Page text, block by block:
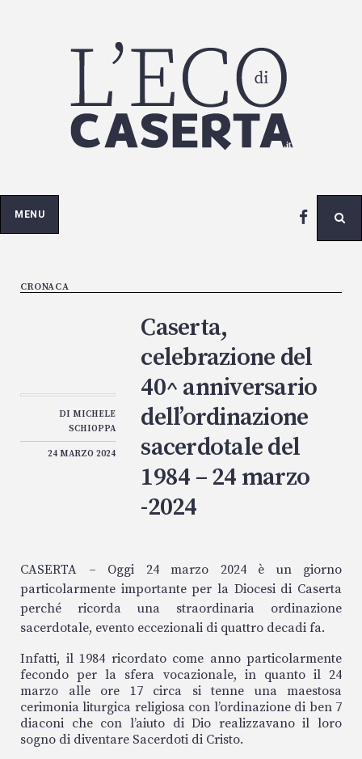
MENU
CRONACA
DIMICHELE
SCHIOPPA
24 MARZO 2024
Caserta,
celebrazione del
40^ anniversario
dell’ordinazione
sacerdotale del
1984 – 24 marzo
-2024
CASERTA – Oggi 24 marzo 2024 è un giorno
particolarmente importante per la Diocesi di Caserta
perché ricorda una straordinaria ordinazione
sacerdotale, evento eccezionali di quattro decadi fa.
Infatti, il 1984 ricordato come anno particolarmente
fecondo per la sfera vocazionale, in quanto il 24
marzo alle ore 17 circa si tenne una maestosa
cerimonia liturgica religiosa con l’ordinazione di ben 7
diaconi che con l’aiuto di Dio realizzavano il loro
sogno di diventare Sacerdoti di Cristo.